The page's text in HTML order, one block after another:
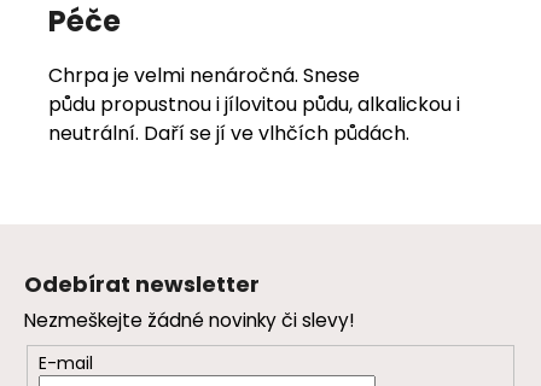
Péče
Chrpa je velmi nenáročná. Snese
půdu propustnou i jílovitou půdu, alkalickou i
neutrální. Daří se jí ve vlhčích půdách.
Odebírat newsletter
Nezmeškejte žádné novinky či slevy!
E-mail